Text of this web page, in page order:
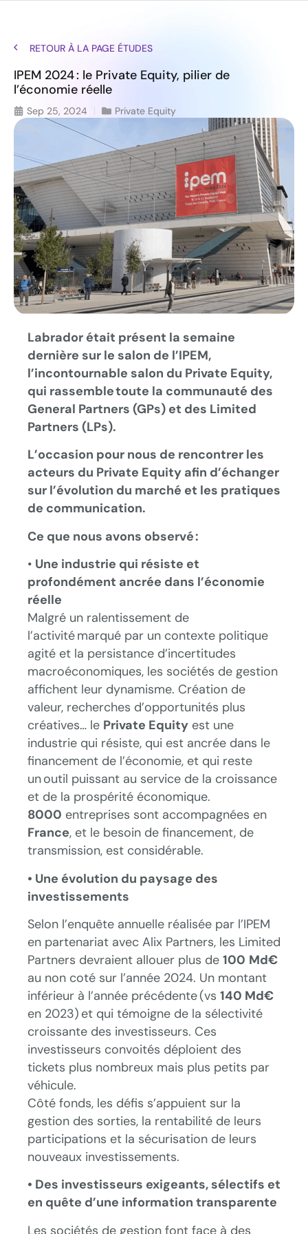
RETOUR À LA PAGE ÉTUDES
IPEM 2024 : le Private Equity, pilier de
l’économie réelle
Sep 25, 2024 Private Equity
Labrador était présent la semaine
dernière sur le salon de l’IPEM,
l’incontournable salon du Private Equity,
qui rassemble toute la communauté des
General Partners (GPs) et des Limited
Partners (LPs).
L’occasion pour nous de rencontrer les
acteurs du Private Equity afin d’échanger
sur l’évolution du marché et les pratiques
de communication.
Ce que nous avons observé :
• Une industrie qui résiste et
profondément ancrée dans l’économie
réelle
Malgré un ralentissement de
l’activité marqué par un contexte politique
agité et la persistance d’incertitudes
macroéconomiques, les sociétés de gestion
affichent leur dynamisme. Création de
valeur, recherches d’opportunités plus
créatives… le Private Equity est une
industrie qui résiste, qui est ancrée dans le
financement de l’économie, et qui reste
un outil puissant au service de la croissance
et de la prospérité économique.
8000 entreprises sont accompagnées en
France, et le besoin de financement, de
transmission, est considérable.
• Une évolution du paysage des
investissements
Selon l’enquête annuelle réalisée par l’IPEM
en partenariat avec Alix Partners, les Limited
Partners devraient allouer plus de 100 Md€
au non coté sur l’année 2024. Un montant
inférieur à l’année précédente (vs 140 Md€
en 2023) et qui témoigne de la sélectivité
croissante des investisseurs. Ces
investisseurs convoités déploient des
tickets plus nombreux mais plus petits par
véhicule.
Côté fonds, les défis s’appuient sur la
gestion des sorties, la rentabilité de leurs
participations et la sécurisation de leurs
nouveaux investissements.
• Des investisseurs exigeants, sélectifs et
en quête d’une information transparente
Les sociétés de gestion font face à des